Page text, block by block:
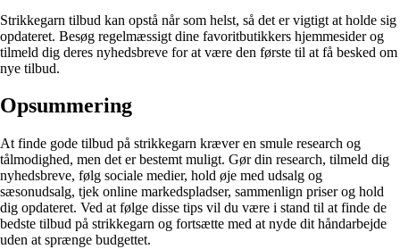
Strikkegarn tilbud kan opstå når som helst, så det er vigtigt at holde sig
opdateret. Besøg regelmæssigt dine favoritbutikkers hjemmesider og
tilmeld dig deres nyhedsbreve for at være den første til at få besked om
nye tilbud.
Opsummering
At finde gode tilbud på strikkegarn kræver en smule research og
tålmodighed, men det er bestemt muligt. Gør din research, tilmeld dig
nyhedsbreve, følg sociale medier, hold øje med udsalg og
sæsonudsalg, tjek online markedspladser, sammenlign priser og hold
dig opdateret. Ved at følge disse tips vil du være i stand til at finde de
bedste tilbud på strikkegarn og fortsætte med at nyde dit håndarbejde
uden at sprænge budgettet.